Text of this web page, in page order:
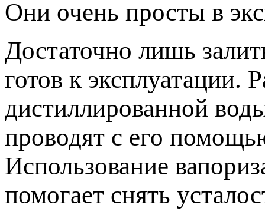
Они очень просты в
Достаточно лишь
готов к эксплуатации.
дистиллированной
проводят с его
Использование
помогает снять